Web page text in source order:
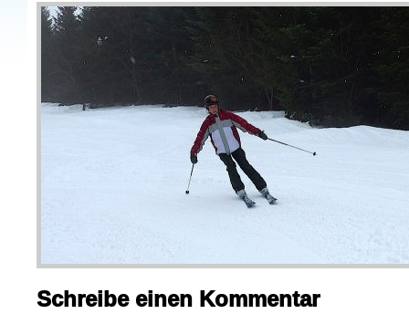
Schreibe einen Kommentar